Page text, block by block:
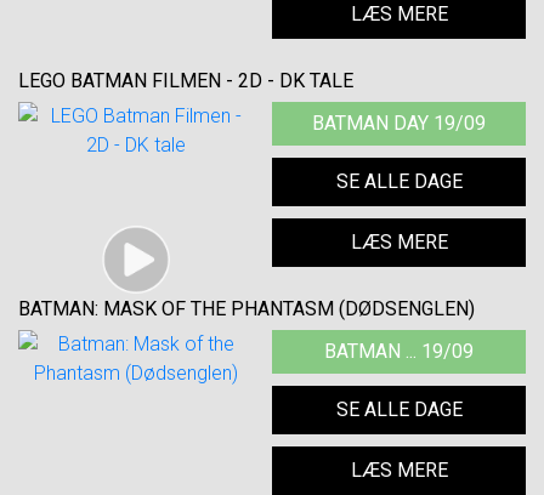
LÆS MERE
LEGO BATMAN FILMEN - 2D - DK TALE
BATMAN DAY 19/09
SE ALLE DAGE
LÆS MERE
BATMAN: MASK OF THE PHANTASM (DØDSENGLEN)
BATMAN ... 19/09
SE ALLE DAGE
LÆS MERE